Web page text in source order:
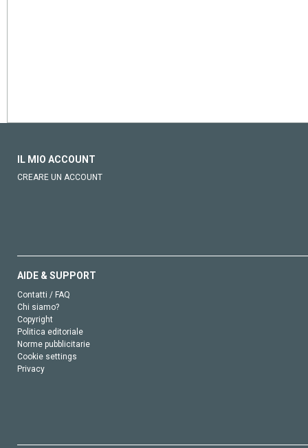
IL MIO ACCOUNT
CREARE UN ACCOUNT
AIDE & SUPPORT
Contatti / FAQ
Chi siamo?
Copyright
Politica editoriale
Norme pubblicitarie
Cookie settings
Privacy